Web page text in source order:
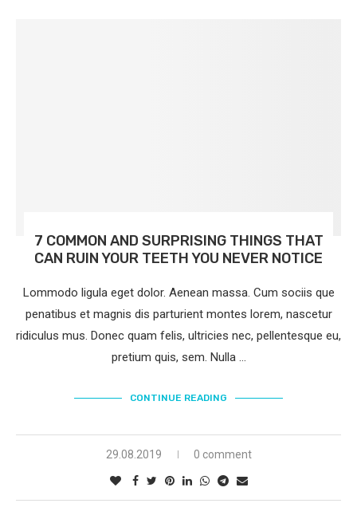
7 COMMON AND SURPRISING THINGS THAT
CAN RUIN YOUR TEETH YOU NEVER NOTICE
Lommodo ligula eget dolor. Aenean massa. Cum sociis que
penatibus et magnis dis parturient montes lorem, nascetur
ridiculus mus. Donec quam felis, ultricies nec, pellentesque eu,
pretium quis, sem. Nulla …
CONTINUE READING
29.08.2019 0 comment